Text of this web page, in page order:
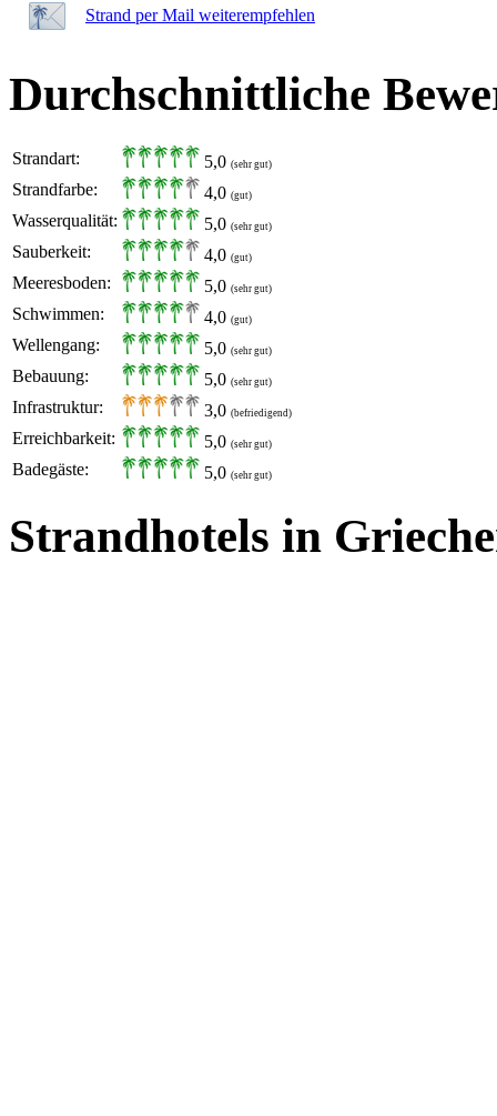
Strand per Mail weiterempfehlen
Durchschnittliche
Strandart: 5,0 (sehr gut)
Strandfarbe: 4,0 (gut)
Wasserqualität: 5,0 (sehr gut)
Sauberkeit: 4,0 (gut)
Meeresboden: 5,0 (sehr gut)
Schwimmen: 4,0 (gut)
Wellengang: 5,0 (sehr gut)
Bebauung: 5,0 (sehr gut)
Infrastruktur: 3,0 (befriedigend)
Erreichbarkeit: 5,0 (sehr gut)
Badegäste: 5,0 (sehr gut)
Strandhotels in